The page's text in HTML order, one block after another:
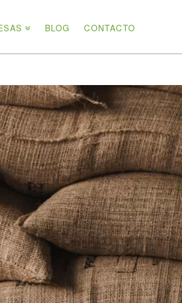
BLOG CONTACTO